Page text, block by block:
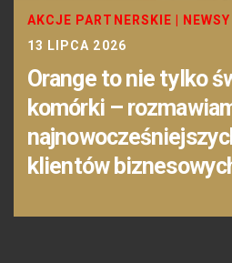
AKCJE PARTNERSKIE
NEWSY
13 LIPCA 2026
Orange to nie tylko
komórki –
klientów